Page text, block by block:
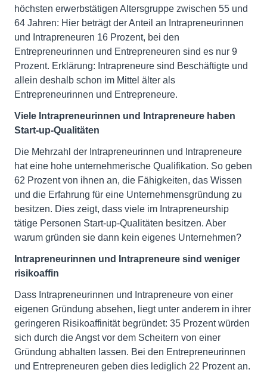
höchsten erwerbstätigen Altersgruppe zwischen 55 und
64 Jahren: Hier beträgt der Anteil an Intrapreneurinnen
und Intrapreneuren 16 Prozent, bei den
Entrepreneurinnen und Entrepreneuren sind es nur 9
Prozent. Erklärung: Intrapreneure sind Beschäftigte und
allein deshalb schon im Mittel älter als
Entrepreneurinnen und Entrepreneure.
Viele Intrapreneurinnen und Intrapreneure haben
Start-up-Qualitäten
Die Mehrzahl der Intrapreneurinnen und Intrapreneure
hat eine hohe unternehmerische Qualifikation. So geben
62 Prozent von ihnen an, die Fähigkeiten, das Wissen
und die Erfahrung für eine Unternehmensgründung zu
besitzen. Dies zeigt, dass viele im Intrapreneurship
tätige Personen Start-up-Qualitäten besitzen. Aber
warum gründen sie dann kein eigenes Unternehmen?
Intrapreneurinnen und Intrapreneure sind weniger
risikoaffin
Dass Intrapreneurinnen und Intrapreneure von einer
eigenen Gründung absehen, liegt unter anderem in ihrer
geringeren Risikoaffinität begründet: 35 Prozent würden
sich durch die Angst vor dem Scheitern von einer
Gründung abhalten lassen. Bei den Entrepreneurinnen
und Entrepreneuren geben dies lediglich 22 Prozent an.